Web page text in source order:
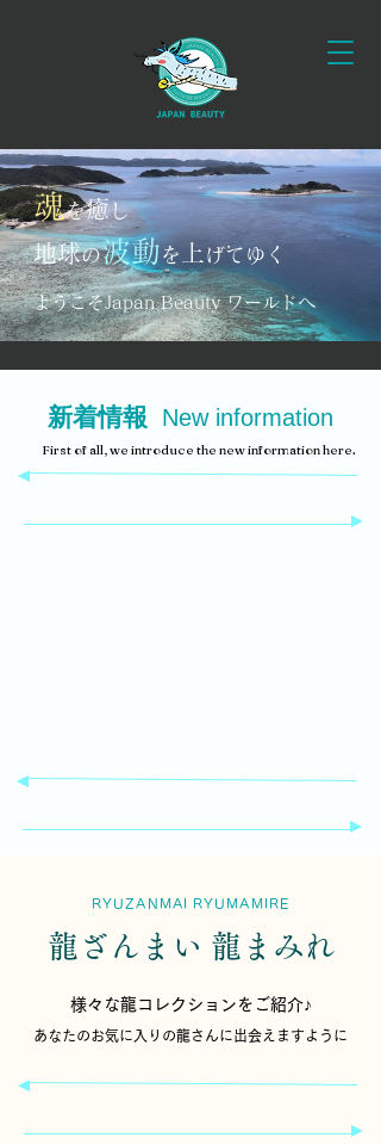
魂を癒し
地球の波動を 上 げてゆく
ようこそJapan Beauty ワールドへ
新着情報 New information
First of all, we introduce the new information here.
RYUZANMAI RYUMAMIRE
龍ざんまい 龍まみれ
​様々な龍コレクションをご紹介♪
あなたのお気に入りの龍さんに出会えますように